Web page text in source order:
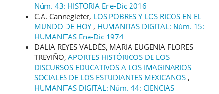
Núm. 43: HISTORIA Ene-Dic 2016
C.A. Cannegieter, LOS POBRES Y LOS RICOS EN EL
MUNDO DE HOY , HUMANITAS DIGITAL: Núm. 15:
HUMANITAS Ene-Dic 1974
DALIA REYES VALDÉS, MARIA EUGENIA FLORES
TREVIÑO, APORTES HISTÓRICOS DE LOS
DISCURSOS EDUCATIVOS A LOS IMAGINARIOS
SOCIALES DE LOS ESTUDIANTES MEXICANOS ,
HUMANITAS DIGITAL: Núm. 44: CIENCIAS